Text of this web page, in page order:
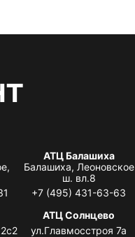
АТЦ Балашиха
Балашиха, Леоновское
ш. вл.8
+7 (495) 431-63-63
АТЦ Солнцево
ул.Главмосстроя 7а